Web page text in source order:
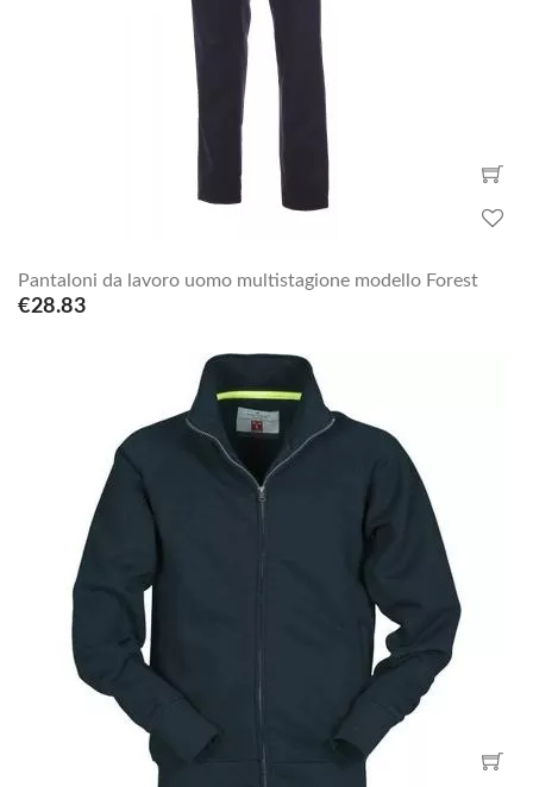
Pantaloni da lavoro uomo multistagione modello Forest
€28.83